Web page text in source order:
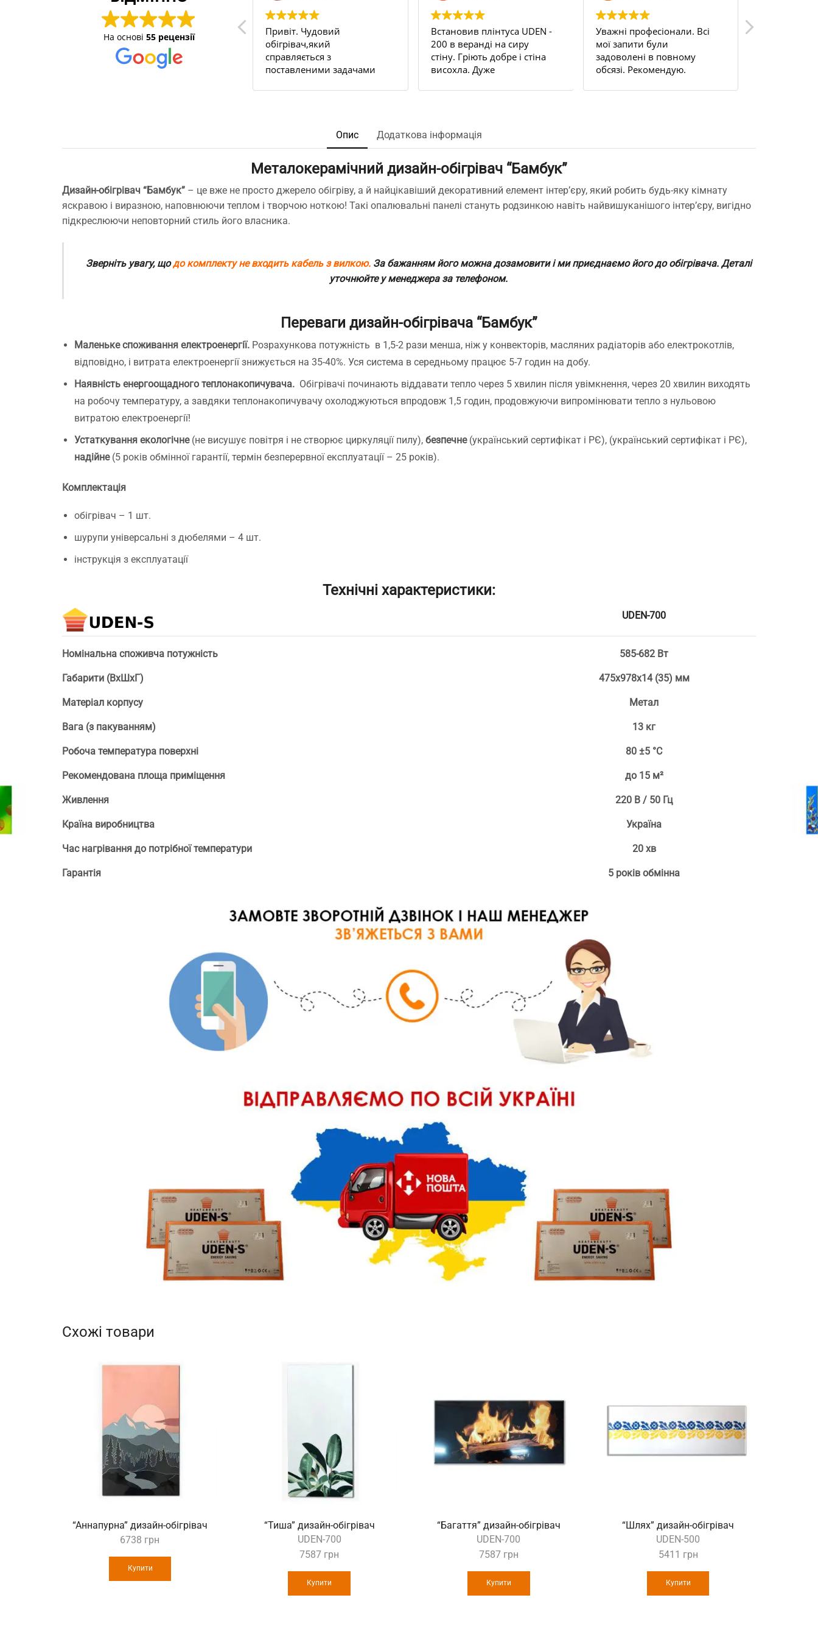
На основі 55 рецензії
Швидко опрацювали
замовлення, приємне
спілкування з
менеджером), на сайті
Привіт. Чудовий
обігрівач,який
справляється з
поставленими задачами
з'являлася пліснява на
шпалерах ,навіть якщо
відбивати їх з усіма
можливими рідинами
проти плісняви.
Знайшли чудо
плінтуси,замовили,попередньо
проконсультувались з
термрмодатчиків,відправка
і доставка швидка.Надійно
запаковані. Легко
сухі, та більше не цвітуть.
Якби я знала про плінтуси
раніше, встановила би їх
замість керамічної панелі
Рекомендую
Встановив плінтуса UDEN -
200 в веранді на сиру
стіну. Гріють добре і стіна
висохла. Дуже
Уважні професіонали. Всі
мої запити були
задоволені в повному
обсязі. Рекомендую.
Опис Додаткова інформація
Металокерамічний дизайн-обігрівач “Бамбук”
Дизайн-обігрівач “Бамбук” – це вже не просто джерело обігріву, а й найцікавіший декоративний елемент інтер’єру, який робить будь-яку кімнату
яскравою і виразною, наповнюючи теплом і творчою ноткою! Такі опалювальні панелі стануть родзинкою навіть найвишуканішого інтер’єру, вигідно
підкреслюючи неповторний стиль його власника.
Зверніть увагу, щодо комплекту не входить кабель з вилкою. За бажанням його можна дозамовити і ми приєднаємо його до обігрівача. Деталі
уточнюйте у менеджера за телефоном.
Переваги дизайн-обігрівача “Бамбук”
Маленьке споживання електроенергії. Розрахункова потужність в 1,5-2 рази менша, ніж у конвекторів, масляних радіаторів або електрокотлів,
відповідно, і витрата електроенергії знижується на 35-40%. Уся система в середньому працює 5-7 годин на добу.
Наявність енергоощадного теплонакопичувача. Обігрівачі починають віддавати тепло через 5 хвилин після увімкнення, через 20 хвилин виходять
на робочу температуру, а завдяки теплонакопичувачу охолоджуються впродовж 1,5 годин, продовжуючи випромінювати тепло з нульовою
витратою електроенергії!
Устаткування екологічне (не висушує повітря і не створює циркуляції пилу), безпечне (український сертифікат і РЄ), (український сертифікат і РЄ),
надійне(5 років обмінної гарантії, термін безперервної експлуатації – 25 років).
Комплектація
обігрівач – 1 шт.
шурупи універсальні з дюбелями – 4 шт.
інструкція з експлуатації
Технічні характеристики:
UDEN-700
Номінальна споживча потужність 585-682 Вт
Габарити (ВхШхГ) 475х978х14 (35) мм
Матеріал корпусу Метал
Вага (з пакуванням) 13 кг
Робоча температура поверхні 80 ±5 °С
Рекомендована площа приміщення до 15 м²
Живлення 220 В / 50 Гц
Країна виробництва Україна
Час нагрівання до потрібної температури 20 хв
Гарантія 5 років обмінна
Схожі товари
“Аннапурна” дизайн-обігрівач
6738 грн
Купити
“Тиша” дизайн-обігрівач
UDEN-700
7587 грн
Купити
“Багаття” дизайн-обігрівач
UDEN-700
7587 грн
Купити
“Шлях” дизайн-обігрівач
UDEN-500
5411 грн
Купити